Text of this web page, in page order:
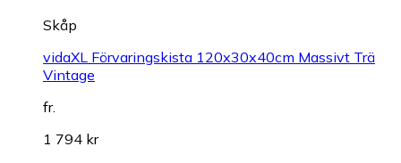
Skåp
vidaXL Förvaringskista 120x30x40cm Massivt Trä
Vintage
fr.
1 794 kr